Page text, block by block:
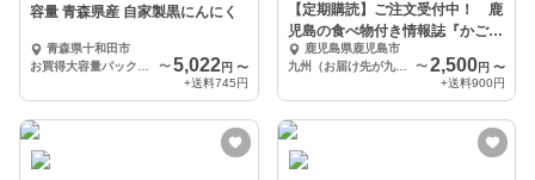
容量 青森県産 自家製黒にんにく
青森県十和田市
〜 5,022円 〜
+送料745円
【定期購読】ご注文受付中！ 鹿
児島の食べ物付き情報誌『かごん
ま食べる通信』
鹿児島県鹿児島市
九州（お届け先が九州の方は、こちらを選んでください）
〜2,500円 〜
+送料900円